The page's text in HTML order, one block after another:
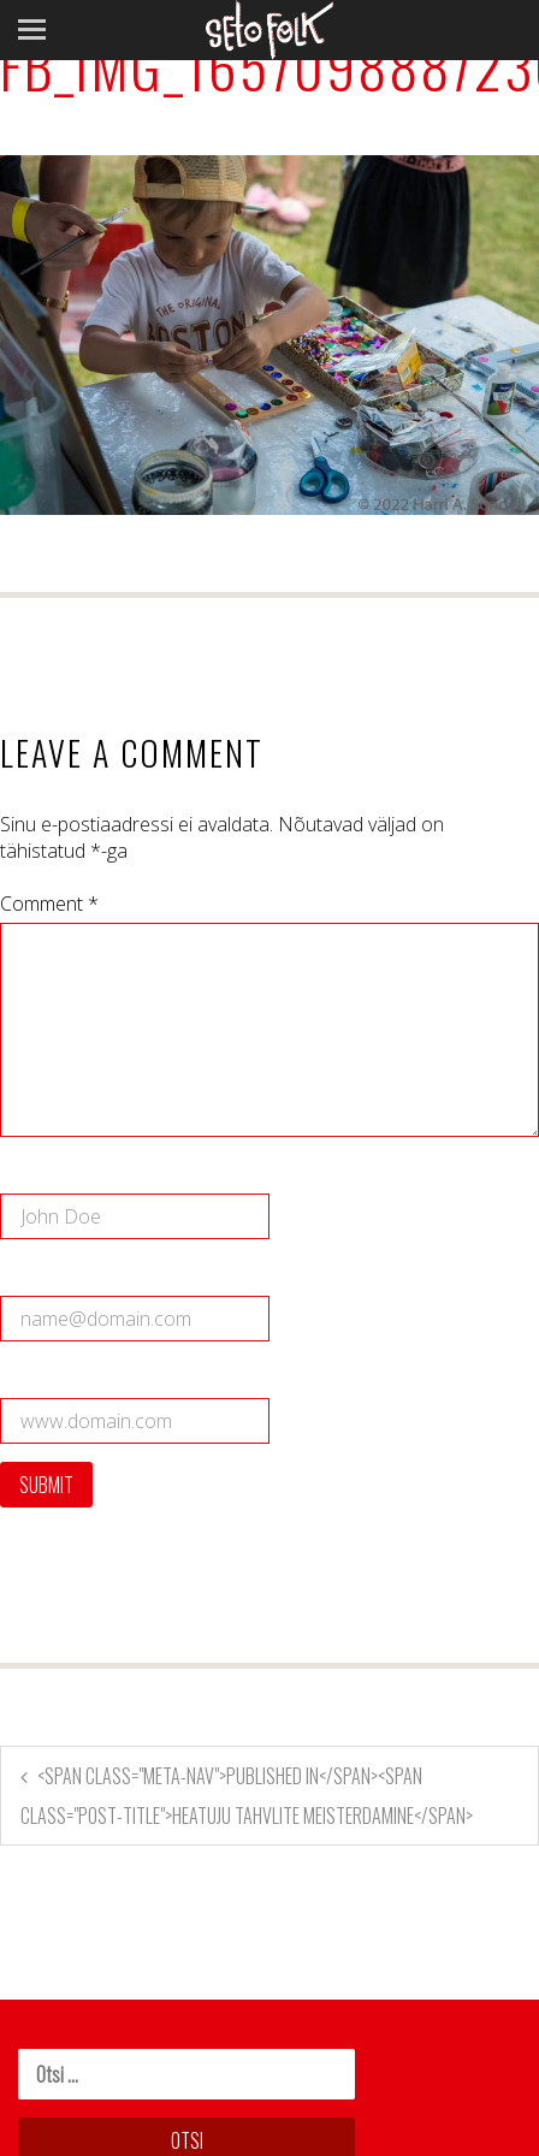
LEAVE A COMMENT
Sinu e-postiaadressi ei avaldata. Nõutavad väljad on
tähistatud *-ga
Comment *
<SPAN CLASS="META-NAV">PUBLISHED IN</SPAN><SPAN
CLASS="POST-TITLE">HEATUJU TAHVLITE MEISTERDAMINE</SPAN>